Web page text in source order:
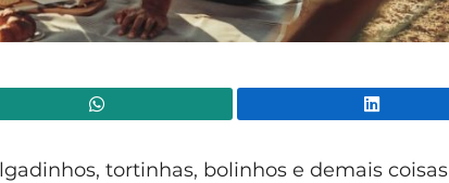
tortinhas, bolinhos e demais coisas